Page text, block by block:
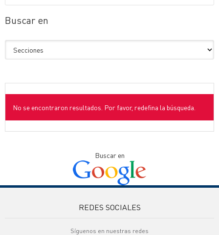
Buscar en
No se encontraron resultados. Por favor, redefina la búsqueda.
Buscar en
REDES SOCIALES
Síguenos en nuestras redes